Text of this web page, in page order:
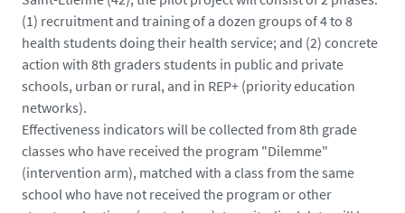
(1) recruitment and training of a dozen groups of 4 to 8
health students doing their health service; and (2) concrete
action with 8th graders students in public and private
schools, urban or rural, and in REP+ (priority education
networks).
Effectiveness indicators will be collected from 8th grade
classes who have received the program "Dilemme"
(intervention arm), matched with a class from the same
school who have not received the program or other